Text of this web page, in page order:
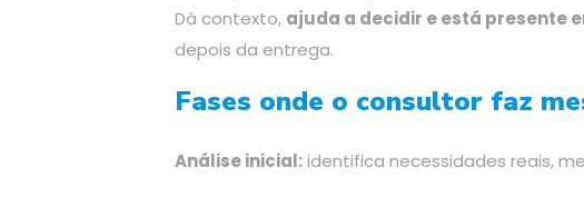
Dá contexto, ajuda a decidir e está presente
depois da entrega.
Fases onde o consultor faz
Análise inicial:identifica necessidades reais,